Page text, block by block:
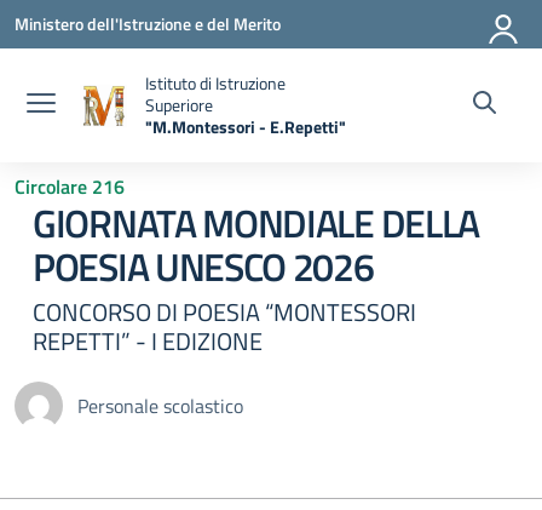
Vai ai contenuti
Vai al menu di navigazione
Vai al footer
Ministero dell'Istruzione e del Merito
Istituto di Istruzione
Superiore
"M.Montessori - E.Repetti"
Circolare 216
GIORNATA MONDIALE DELLA
POESIA UNESCO 2026
CONCORSO DI POESIA “MONTESSORI
REPETTI” - I EDIZIONE
Personale scolastico